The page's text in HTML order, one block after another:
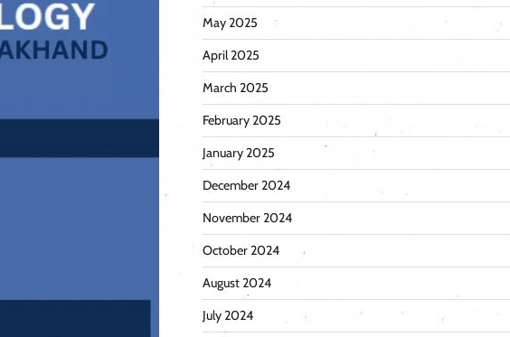
May 2025
April 2025
March 2025
February 2025
January 2025
December 2024
November 2024
October 2024
August 2024
July 2024